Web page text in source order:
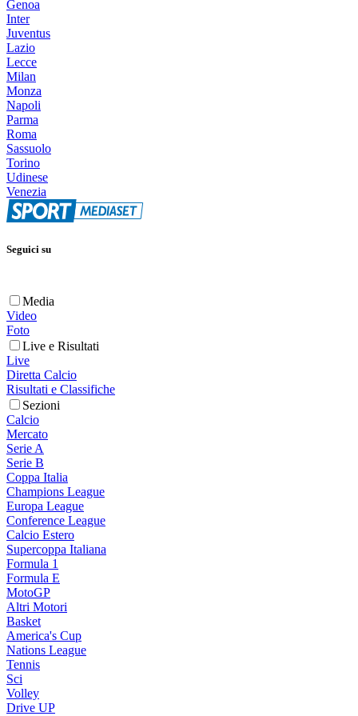
Genoa
Inter
Juventus
Lazio
Lecce
Milan
Monza
Napoli
Parma
Roma
Sassuolo
Torino
Udinese
Venezia
Seguici su
Media
Video
Foto
Live e Risultati
Live
Diretta Calcio
Risultati e Classifiche
Sezioni
Calcio
Mercato
Serie A
Serie B
Coppa Italia
Champions League
Europa League
Conference League
Calcio Estero
Supercoppa Italiana
Formula 1
Formula E
MotoGP
Altri Motori
Basket
America's Cup
Nations League
Tennis
Sci
Volley
Drive UP